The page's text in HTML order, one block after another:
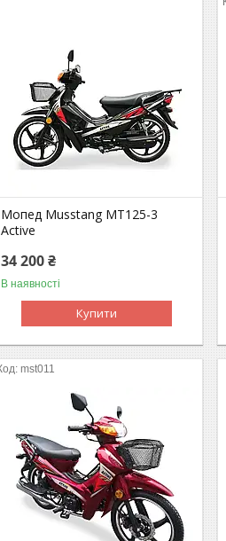
Мопед Musstang MT125-3
Active
34 200 ₴
В наявності
Купити
mst011